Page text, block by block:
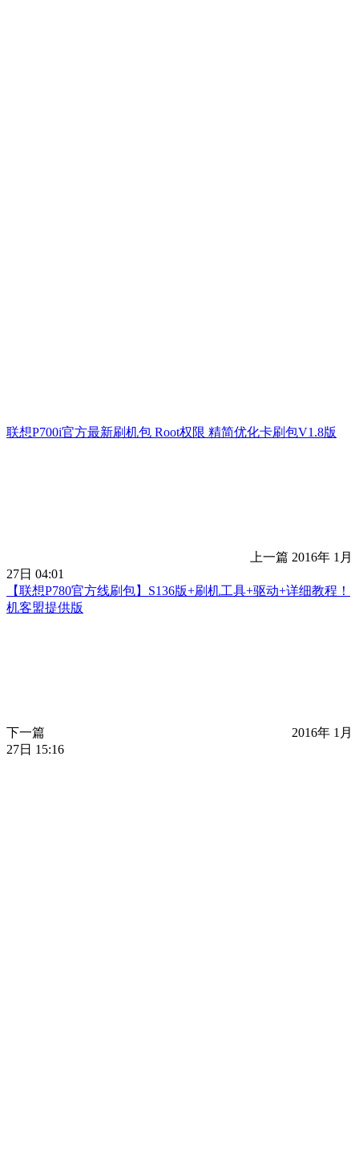
联想P700i官方最新刷机包 Root权限 精简优化卡刷包V1.8版
上一篇 2016年 1月
27日 04:01
【联想P780官方线刷包】S136版+刷机工具+驱动+详细教程！
机客盟提供版
下一篇
2016年 1月
27日 15:16